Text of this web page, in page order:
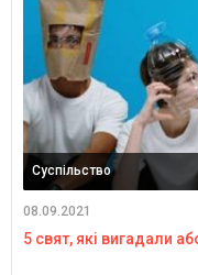
Суспільство
08.09.2021
5 свят, які вигадали